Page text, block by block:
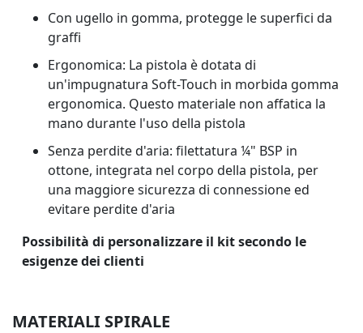
Con ugello in gomma, protegge le superfici da
graffi
Ergonomica: La pistola è dotata di
un'impugnatura Soft-Touch in morbida gomma
ergonomica. Questo materiale non affatica la
mano durante l'uso della pistola
Senza perdite d'aria: filettatura ¼" BSP in
ottone, integrata nel corpo della pistola, per
una maggiore sicurezza di connessione ed
evitare perdite d'aria
Possibilità di personalizzare il kit secondo le
esigenze dei clienti
MATERIALI SPIRALE